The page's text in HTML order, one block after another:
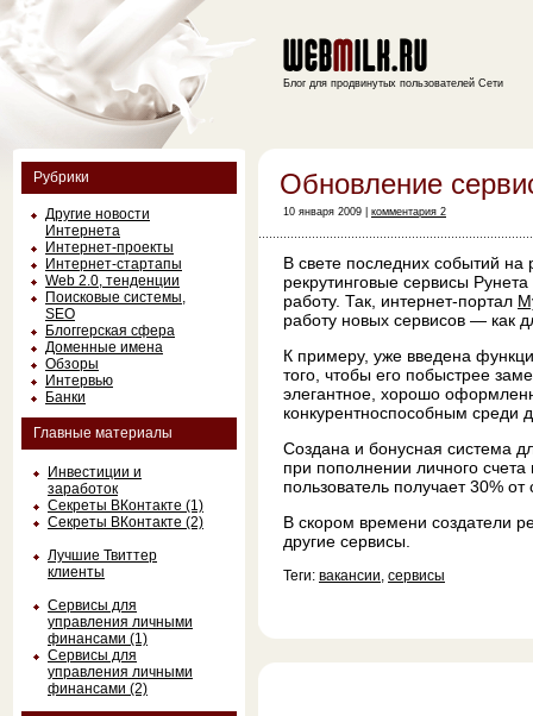
Рубрики
Другие новости
Интернета
Интернет-проекты
Интернет-стартапы
Web 2.0, тенденции
Поисковые системы,
SEO
Блоггерская сфера
Доменные имена
Обзоры
Интервью
Банки
Главные материалы
Инвестиции и
заработок
Секреты ВКонтакте (1)
Секреты ВКонтакте (2)
Лучшие Твиттер
клиенты
Сервисы для
управления личными
финансами (1)
Сервисы для
управления личными
финансами (2)
Блог для продвинутых пользователей Сети
Обновление
10 января 2009 | комментария 2
В свете последних событий на
рекрутинговые сервисы
работу. Так, интернет-портал
работу новых сервисов — как
К примеру, уже введена
того, чтобы его побыстрее
элегантное, хорошо
конкурентноспособным среди
Создана и бонусная система
при пополнении личного
пользователь получает 30%
В скором времени создатели
другие сервисы.
Теги: вакансии, сервисы